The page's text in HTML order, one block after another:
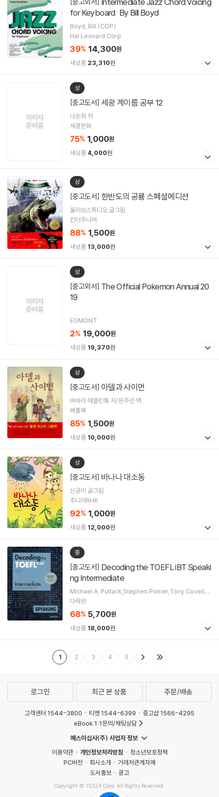
for Keyboard: By Bill Boyd
Boyd, Bill (COP)
Hal Leonard Corp
39% 14,300원
새상품 23,310원
상
[중고도서] 세광 계이름 공부 12
나순희 저
세광문화
75% 1,000원
새상품 4,000원
상
[중고도서] 한반도의 공룡 스페셜에디션
올리브스튜디오 글그림
킨더주니어
88% 1,500원
새상품 13,000원
상
[중고외서]
19
EGMONT
2% 19,000원
새상품 19,370원
상
[중고도서] 아델과 사이먼
바바라 매클린톡 저/문주선 역
베틀북
85% 1,500원
새상품 10,000원
상
[중고도서] 바나나 대소동
신균이 글그림
주니어RHK
92% 1,000원
새상품 12,000원
중
[중고도서]
ng Intermediate
Michael A. Putlack,Stephen Poirier,Tony Covello
저
다락원
68% 5,700원
새상품 18,000원
1 2 3 4 5
로그인 최근 본 상품 주문/배송
고객센터 1544-3800 티켓 1544-6399
중고샵 1566-4295
eBook 1:1문의/채팅상담
예스이십사(주) 사업자 정보
이용약관
개인정보처리방침
청소년보호정책
PC버전
회사소개
거래처관계자께
도서홍보
광고
Copyright © YES24 Corp. All Rights Reserved.